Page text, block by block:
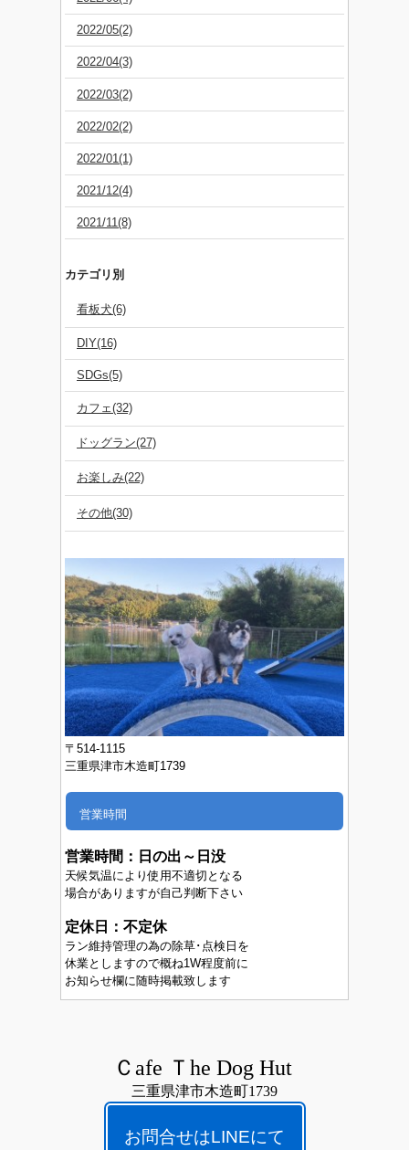
2022/05(2)
2022/04(3)
2022/03(2)
2022/02(2)
2022/01(1)
2021/12(4)
2021/11(8)
カテゴリ別
看板犬(6)
DIY(16)
SDGs(5)
カフェ(32)
ドッグラン(27)
お楽しみ(22)
その他(30)
〒514-1115
三重県津市木造町1739
営業時間
営業時間： 日の出～日没
天候気温により使用不適切となる
場合がありますが自己判断下さい
定休日：不定休
ラン維持管理の為の除草･点検日を
休業としますので概ね1W程度前に
お知らせ欄に随時掲載致します
Ｃafe Ｔhe Dog Hut
三重県津市木造町1739
お問合せはLINEにて